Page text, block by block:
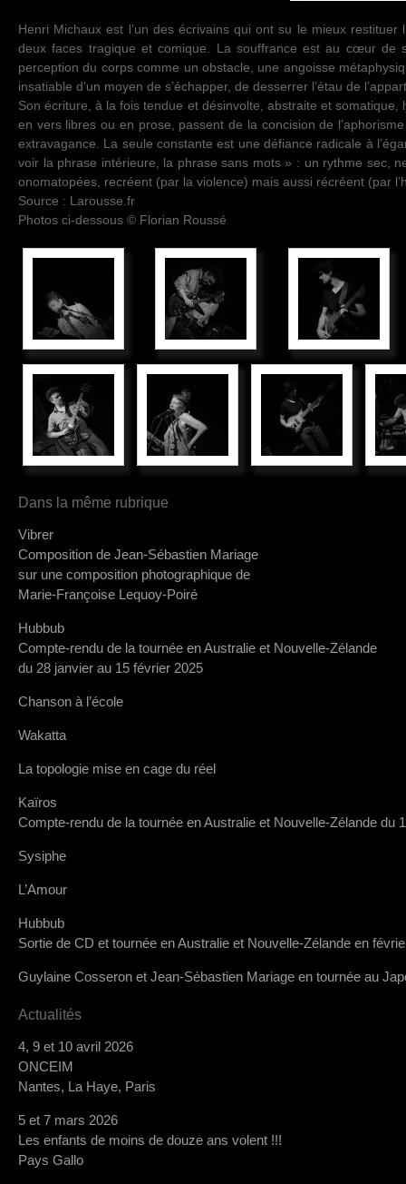
Henri Michaux est l’un des écrivains qui ont su le mieux
deux faces tragique et comique. La souffrance est au cœur
perception du corps comme un obstacle, une angoisse
insatiable d’un moyen de s’échapper, de desserrer l’étau de
Son écriture, à la fois tendue et désinvolte, abstraite et somatique,
en vers libres ou en prose, passent de la concision de
extravagance. La seule constante est une défiance radicale à
voir la phrase intérieure, la phrase sans mots » : un rythme sec,
onomatopées, recréent (par la violence) mais aussi récréent (par
Source : Larousse.fr
Photos ci-dessous © Florian Roussé
Dans la même rubrique
Vibrer
Composition de Jean-Sébastien Mariage
sur une composition photographique de
Marie-Françoise Lequoy-Poiré
Hubbub
Compte-rendu de la tournée en Australie et Nouvelle-Zélande
du 28 janvier au 15 février 2025
Chanson à l’école
Wakatta
La topologie mise en cage du réel
Kaïros
Compte-rendu de la tournée en Australie et Nouvelle-Zélande du
Sysiphe
L’Amour
Hubbub
Sortie de CD et tournée en Australie et Nouvelle-Zélande en
Guylaine Cosseron et Jean-Sébastien Mariage en tournée au
Actualités
4, 9 et 10 avril 2026
ONCEIM
Nantes, La Haye, Paris
5 et 7 mars 2026
Les enfants de moins de douze ans volent !!!
Pays Gallo